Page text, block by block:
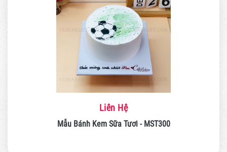
Liên Hệ
Mẫu Bánh Kem Sữa Tươi - MST300